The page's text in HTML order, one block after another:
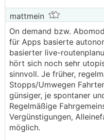
mattmein
On demand bzw.
für Apps basierte
basierter live-
hört sich noch sehr
sinnvoll. Je früher,
Stopps/Umwegen
günsiger, je spontaner
Regelmäßige
Vergünstigungen,
möglich.